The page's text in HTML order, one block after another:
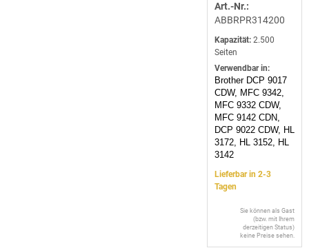
Art.-Nr.:
ABBRPR314200
Kapazität: 2.500
Seiten
Verwendbar in:
Brother DCP 9017
CDW, MFC 9342,
MFC 9332 CDW,
MFC 9142 CDN,
DCP 9022 CDW, HL
3172, HL 3152, HL
3142
Lieferbar in 2-3
Tagen
Sie können als Gast
(bzw. mit Ihrem
derzeitigen Status)
keine Preise sehen.